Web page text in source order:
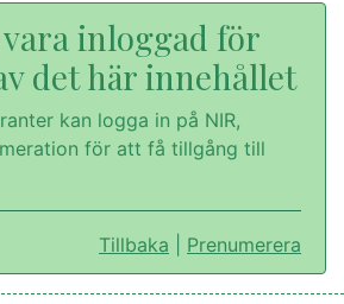
inloggad för
det här innehållet
kan logga in på NIR,
för att få tillgång till
Tillbaka Prenumerera